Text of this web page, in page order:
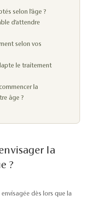
selon l’âge ?
d’attendre
selon vos
le traitement
la
âge ?
la
?
dès lors que la